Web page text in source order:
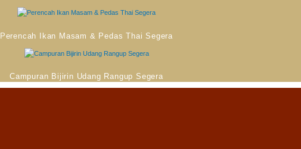
Perencah Ikan Masam & Pedas Thai Segera
Campuran Bijirin Udang Rangup Segera